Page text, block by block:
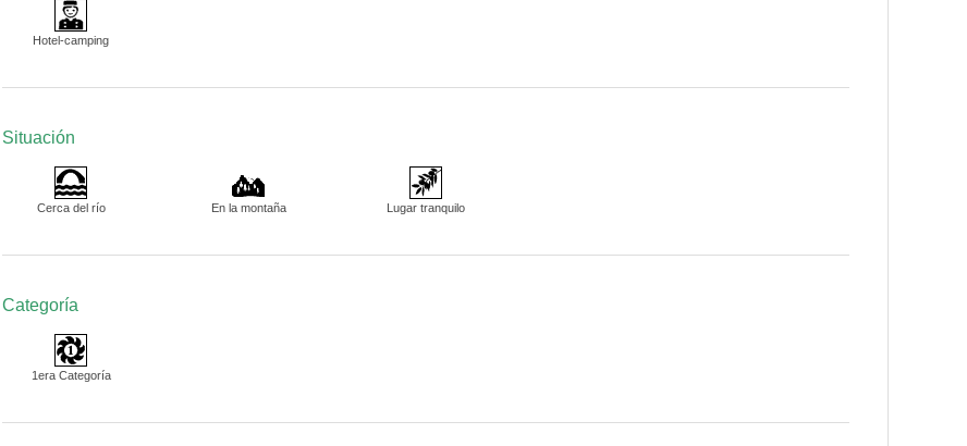
Hotel-camping
Situación
Cerca del río En la montaña Lugar tranquilo
Categoría
1era Categoría